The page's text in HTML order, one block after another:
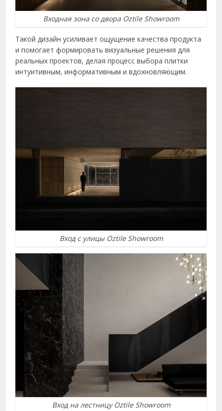
Входная зона со двора Oztile Showroom
Такой дизайн усиливает ощущение качества продукта
и помогает формировать визуальные решения для
реальных проектов, делая процесс выбора плитки
интуитивным, информативным и вдохновляющим.
Вход с улицы Oztile Showroom
Вход на лестницу Oztile Showroom